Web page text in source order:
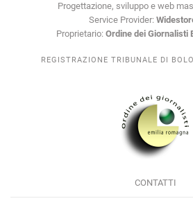
Progettazione, sviluppo e web
Service Provider:
Proprietario: Ordine dei Giornalisti
REGISTRAZIONE TRIBUNALE DI
CONTATTI